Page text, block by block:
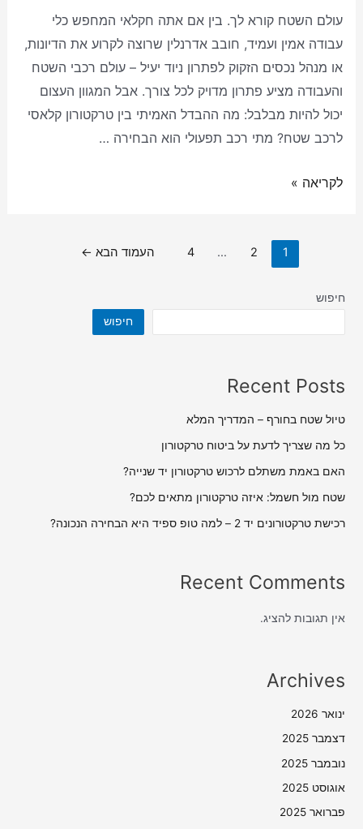
עולם השטח קורא לך. בין אם אתה חקלאי המחפש כלי
עבודה אמין ועמיד, חובב אדרנלין שרוצה לקרוע את הדיונות,
או מנהל נכסים הזקוק לפתרון ניוד יעיל – עולם רכבי השטח
והעבודה מציע פתרון מדויק לכל צורך. אבל המגוון העצום
יכול להיות מבלבל: מה ההבדל האמיתי בין טרקטורון קלאסי
לרכב שטח? מתי רכב תפעולי הוא הבחירה …
לקריאה »
1
2
…
4 העמוד הבא ←
חיפוש
חיפוש
Recent Posts
טיול שטח בחורף – המדריך המלא
כל מה שצריך לדעת על ביטוח טרקטורון
האם באמת משתלם לרכוש טרקטורון יד שנייה?
שטח מול חשמל: איזה טרקטורון מתאים לכם?
רכישת טרקטורונים יד 2 – למה טופ ספיד היא הבחירה הנכונה?
Recent Comments
אין תגובות להציג.
Archives
ינואר 2026
דצמבר 2025
נובמבר 2025
אוגוסט 2025
פברואר 2025